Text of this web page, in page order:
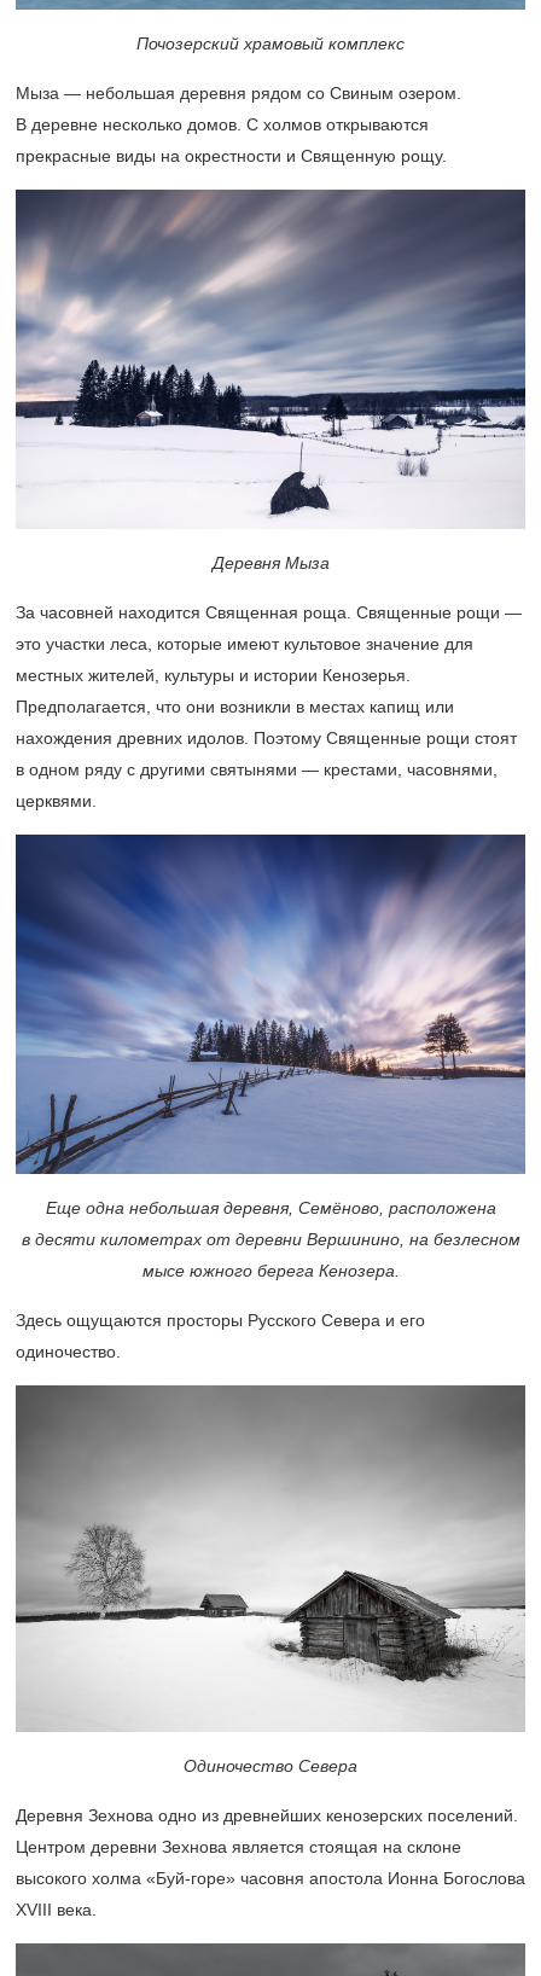
Почозерский храмовый комплекс
Мыза — небольшая деревня рядом со Свиным озером.
В деревне несколько домов. С холмов открываются
прекрасные виды на окрестности и Священную рощу.
Деревня Мыза
За часовней находится Священная роща. Священные рощи —
это участки леса, которые имеют культовое значение для
местных жителей, культуры и истории Кенозерья.
Предполагается, что они возникли в местах капищ или
нахождения древних идолов. Поэтому Священные рощи стоят
в одном ряду с другими святынями — крестами, часовнями,
церквями.
Еще одна небольшая деревня, Семёново, расположена
в десяти километрах от деревни Вершинино, на безлесном
мысе южного берега Кенозера.
Здесь ощущаются просторы Русского Севера и его
одиночество.
Одиночество Севера
Деревня Зехнова одно из древнейших кенозерских поселений.
Центром деревни Зехнова является стоящая на склоне
высокого холма «Буй-горе» часовня апостола Ионна Богослова
XVIII века.